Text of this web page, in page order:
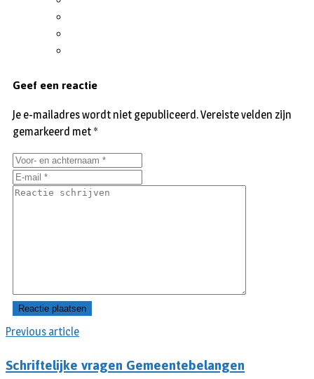
Previous article
Schriftelijke vragen Gemeentebelangen
Geef een reactie
Je e-mailadres wordt niet gepubliceerd.Vereiste velden zijn
gemarkeerd met *